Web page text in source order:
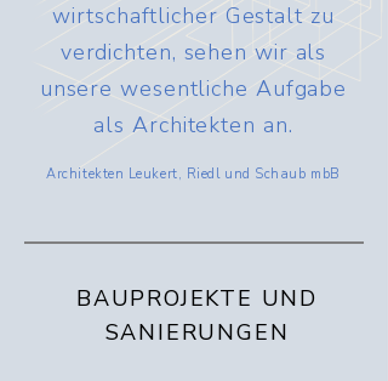
wirtschaftlicher Gestalt zu
verdichten, sehen wir als
unsere wesentliche Aufgabe
als Architekten an.
Architekten Leukert, Riedl und Schaub mbB
BAUPROJEKTE UND
SANIERUNGEN